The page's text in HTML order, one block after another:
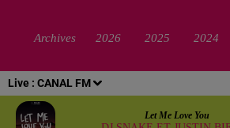
Live : CANAL FM
Let Me Love You
Archives 2026 2025 2024